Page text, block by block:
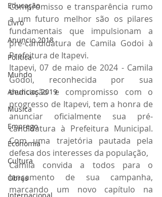
Educação
Livro
Anuncio 2018
Politica
Mundo
Anuncios 2019
Música
Emprego
Economia
Cultura
Obras
Compromisso e transparência rumo
a um futuro melhor são os pilares
fundamentais que impulsionam a
pré-candidatura de Camila Godoi à
Prefeitura de Itapevi.
Itapevi, 07 de maio de 2024 - Camila
Godoi, reconhecida por sua
dedicação e compromisso com o
progresso de Itapevi, tem a honra de
anunciar oficialmente sua pré-
candidatura à Prefeitura Municipal.
Com uma trajetória pautada pela
defesa dos interesses da população,
Camila convida a todos para o
lançamento de sua campanha,
marcando um novo capítulo na